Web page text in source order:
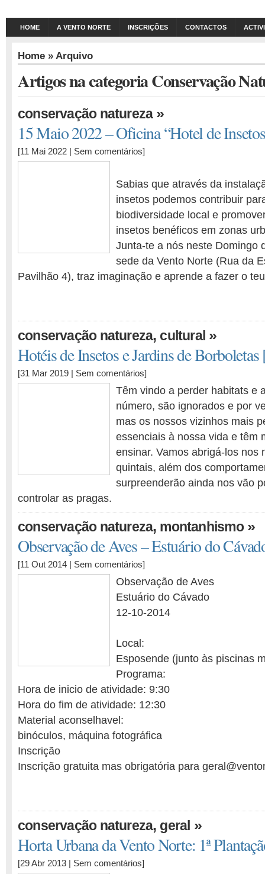
HOME A VENTO NORTE INSCRIÇÕES CONTACTOS
Home » Arquivo
Artigos na categoria Conservação
conservação natureza»
15 Maio 2022 – Oficina “Hotel de
[11 Mai 2022 | Sem comentários]
Sabias que através da
insetos podemos contribuir
biodiversidade local e
insetos benéficos em zonas
Junta-te a nós neste Domingo
sede da Vento Norte (Rua da
Pavilhão 4), traz imaginação e aprende a fazer o
conservação natureza, cultural »
Hotéis de Insetos e Jardins de
[31 Mar 2019 | Sem comentários]
Têm vindo a perder habitats e
número, são ignorados e por
mas os nossos vizinhos mais
essenciais à nossa vida e têm
ensinar. Vamos abrigá-los nos
quintais, além dos
surpreenderão ainda nos vão
controlar as pragas.
conservação natureza, montanhismo»
Observação de Aves – Estuário do
[11 Out 2014 | Sem comentários]
Observação de Aves
Estuário do Cávado
12-10-2014
Local:
Esposende (junto às piscinas
Programa:
Hora de inicio de atividade: 9:30
Hora do fim de atividade: 12:30
Material aconselhavel:
binóculos, máquina fotográfica
Inscrição
Inscrição gratuita mas obrigatória para
conservação natureza, geral »
Horta Urbana da Vento Norte: 1ª
[29 Abr 2013 | Sem comentários]